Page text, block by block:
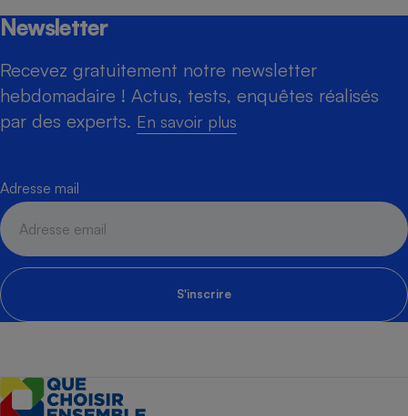
Newsletter
Recevez gratuitement notre newsletter
hebdomadaire ! Actus, tests, enquêtes réalisés
par des experts. En savoir plus
Adresse mail
S'inscrire